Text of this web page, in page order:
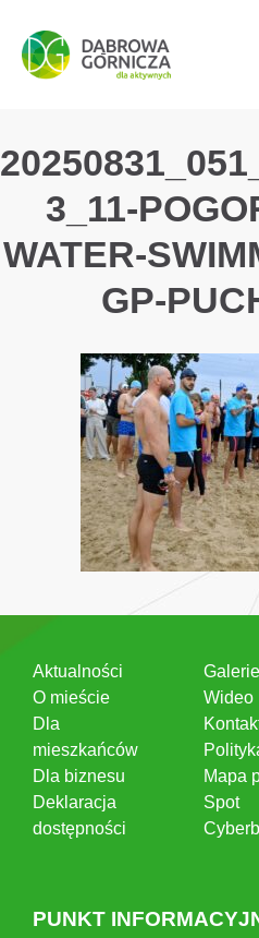
PRZEJDŹ DO MENU
PRZEJDŹ DO
PRZEJDŹ DO TREŚCI
3_11-
WATER-
GP-
Aktualności
O mieście
Dla
mieszkańców
Dla biznesu
Deklaracja
dostępności
Galerie
Wideo
Mapa
Spot
PUNKT